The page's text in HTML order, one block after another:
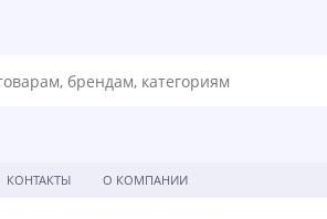
КОНТАКТЫ О КОМПАНИИ